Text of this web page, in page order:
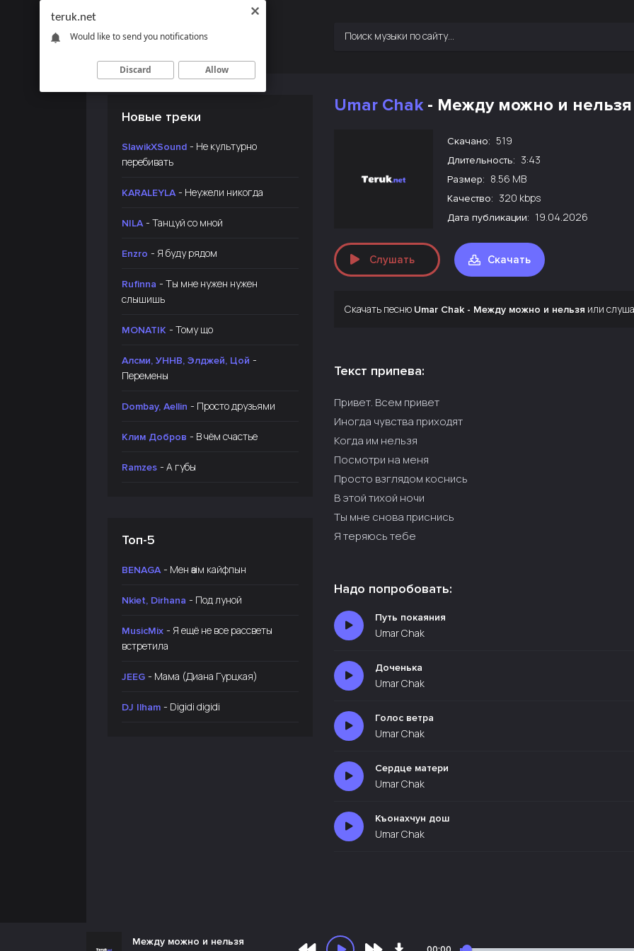
Новые треки
SlawikXSound - Не культурно
перебивать
KARALEYLA - Неужели никогда
NILA - Танцуй со мной
Enzro - Я буду рядом
Rufinna - Ты мне нужен нужен
слышишь
MONATIK - Тому що
Алсми, УННВ, Элджей, Цой -
Перемены
Dombay, Aellin - Просто друзьями
Клим Добров - В чём счастье
Ramzes - А губы
Топ-5
BENAGA - Мен өзім кайфпын
Nkiet, Dirhana - Под луной
MusicMix - Я ещё не все рассветы
встретила
JEEG - Мама (Диана Гурцкая)
DJ Ilham - Digidi digidi
Umar Chak- Между можно и нельзя
Скачано: 519
Длительность: 3:43
Размер: 8.56 MB
Качество: 320 kbps
Дата публикации: 19.04.2026
Слушать Скачать
Скачать песню Umar Chak - Между можно и нельзя или
Текст припева:
Привет. Всем привет
Иногда чувства приходят
Когда им нельзя
Посмотри на меня
Просто взглядом коснись
В этой тихой ночи
Ты мне снова приснись
Я теряюсь тебе
Надо попробовать:
Путь покаяния
Umar Chak
Доченька
Umar Chak
Голос ветра
Umar Chak
Сердце матери
Umar Chak
Къонахчун дош
Umar Chak
Между можно и нельзя
teruk.net
Would like to send you notifications
Discard Allow